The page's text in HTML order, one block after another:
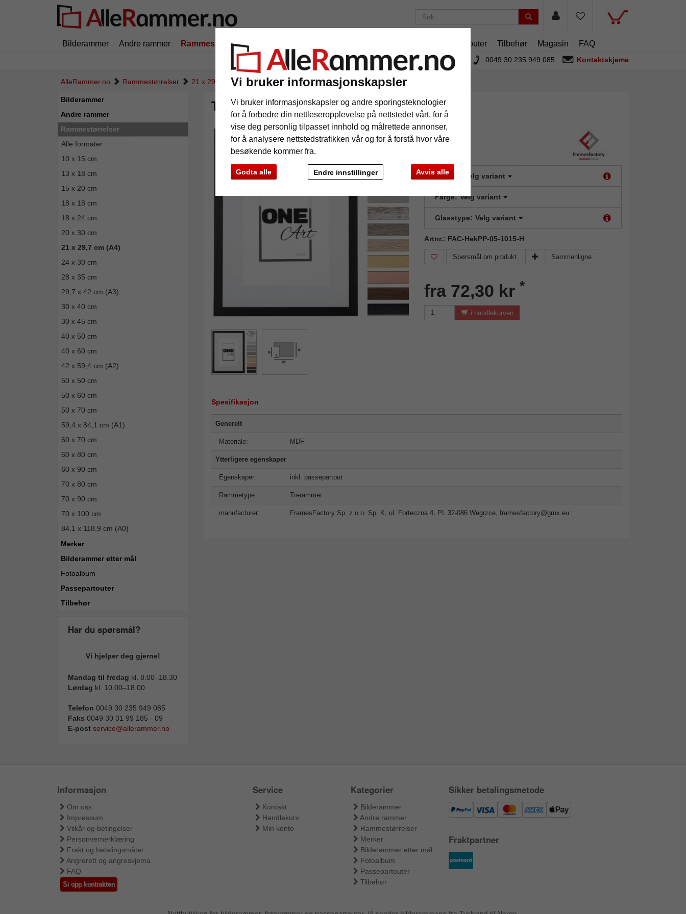
Vi bruker informasjonskapsler
Vi bruker informasjonskapsler og andre sporingsteknologier
for å forbedre din nettleseropplevelse på nettstedet vårt, for å
vise deg personlig tilpasset innhold og målrettede annonser,
for å analysere nettstedstrafikken vår og for å forstå hvor våre
besøkende kommer fra.
Godta alle Avvis alle
Endre innstillinger
Bilderammer Andre rammer Rammestørrelser Passepartouter Tilbehør Magasin FAQ
Fraktkostnadene er 175 kruansett hvor mye du bestiller! 0049 30 235 949 085 Kontaktskjema
AlleRammer.no Rammestørrelser 21 x 29,7 cm (A4) Treramme Hekla (MDF) med passepartout
Bilderammer
Andre rammer
Rammestørrelser
Alle formater
10 x 15 cm
13 x 18 cm
15 x 20 cm
18 x 18 cm
18 x 24 cm
20 x 30 cm
21 x 29,7 cm (A4)
24 x 30 cm
28 x 35 cm
29,7 x 42 cm (A3)
30 x 40 cm
30 x 45 cm
40 x 50 cm
40 x 60 cm
42 x 59,4 cm (A2)
50 x 50 cm
50 x 60 cm
50 x 70 cm
59,4 x 84,1 cm (A1)
60 x 70 cm
60 x 80 cm
60 x 90 cm
70 x 80 cm
70 x 90 cm
70 x 100 cm
84,1 x 118,9 cm (A0)
Merker
Bilderammer etter mål
Fotoalbum
Passepartouter
Tilbehør
Har du spørsmål?
Vi hjelper deg gjerne!
Mandag til fredag kl. 8.00–18.30
Lørdag kl. 10.00–18.00
Telefon 0049 30 235 949 085
Faks 0049 30 31 99 185 - 09
E-post service@allerammer.no
Treramme Hekla (MDF) med passepartout
Format: Velg variant
Farge: Velg variant
Glasstype: Velg variant
Artnr.: FAC-HekPP-05-1015-H
Spørsmål om produkt Sammenligne
fra 72,30 kr *
i handlekurven
Spesifikasjon
Generelt
Materiale: MDF
Ytterligere egenskaper
Egenskaper: inkl. passepartout
Rammetype: Trerammer
manufacturer: FramesFactory Sp. z o.o. Sp. K, ul. Forteczna 4, PL 32-086 Wegrzce, framesfactory@gmx.eu
Informasjon
Om oss
Impressum
Vilkår og betingelser
Personvernerklæring
Frakt og betalingsmåter
Angrerett og angreskjema
FAQ
Si opp kontrakten
Service
Kontakt
Handlekurv
Min konto
Kategorier
Bilderammer
Andre rammer
Rammestørrelser
Merker
Bilderammer etter mål
Fotoalbum
Passepartouter
Tilbehør
Sikker betalingsmetode
Fraktpartner